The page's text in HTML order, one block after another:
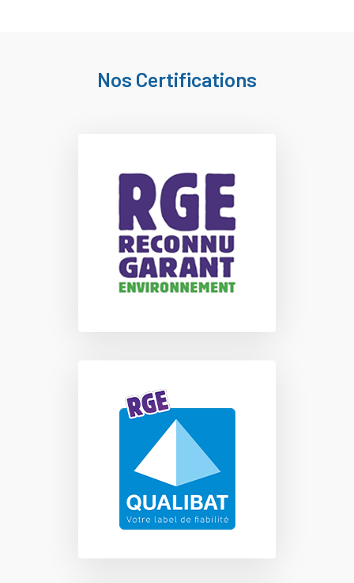
Nos Certifications